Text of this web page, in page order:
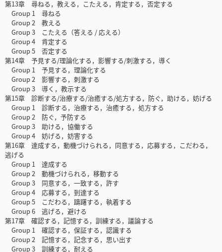
第13章 尋ねる，教える，こたえる，肯定する，否定する
Group 1 尋ねる
Group 2 教える
Group 3 こたえる（答える / 応える）
Group 4 肯定する
Group 5 否定する
第14章 予見する/理論化する，影響する/刺激する，導く
Group 1 予見する，理論化する
Group 2 影響する，刺激する
Group 3 導く，教示する
第15章 診断する/治療する/治癒する/処方する，防ぐ，助ける，妨げる
Group 1 診断する，治療する，治癒する，処方する
Group 2 防ぐ，予防する
Group 3 助ける，協働する
Group 4 妨げる，妨害する
第16章 達成する，動機づけられる，同意する，応募する，こだわる，
逃げる
Group 1 達成する
Group 2 動機づけられる，移動する
Group 3 同意する，一致する，許す
Group 4 応募する，到達する
Group 5 こだわる，躊躇する，執着する
Group 6 逃げる，避ける
第17章 確認する，記憶する，訓練する，議論する
Group 1 確認する，保証する，認識する
Group 2 記憶する，記念する，思い出す
Group 3 訓練する，耐える